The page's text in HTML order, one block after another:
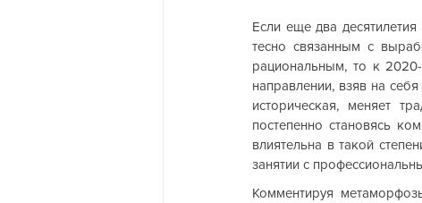
Если еще два
тесно связанным с
рациональным, то к
направлении, взяв на
историческая, меняет
постепенно становясь
влиятельна в такой
занятии с
Комментируя